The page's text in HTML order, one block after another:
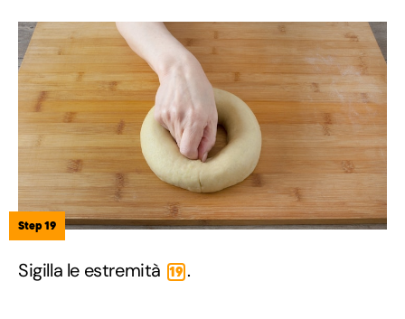
Step 19
Sigilla le estremità 19 .